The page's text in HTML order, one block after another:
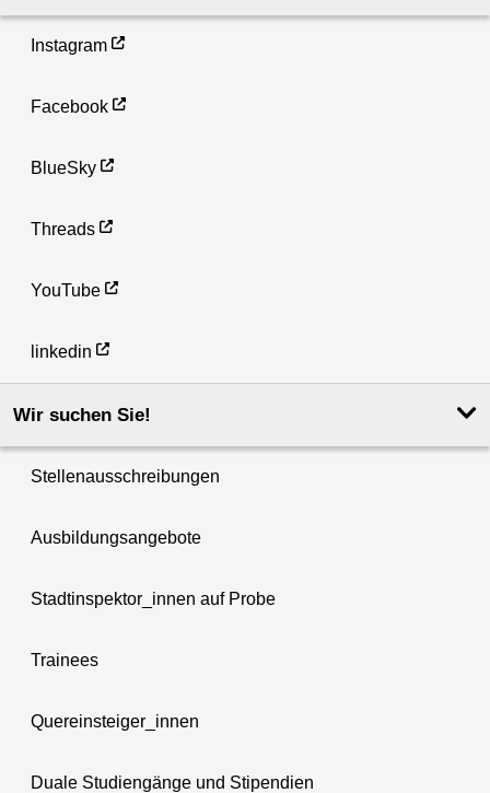
Instagram
Facebook
BlueSky
Threads
YouTube
linkedin
Wir suchen Sie!
Stellenausschreibungen
Ausbildungsangebote
Stadtinspektor_innen auf Probe
Trainees
Quereinsteiger_innen
Duale Studiengänge und Stipendien